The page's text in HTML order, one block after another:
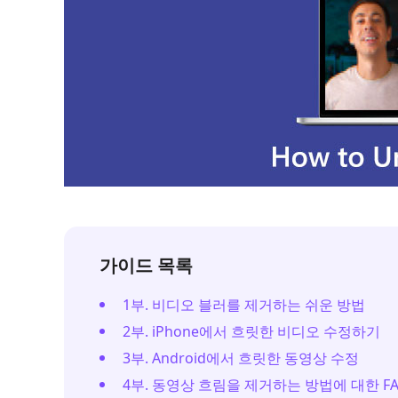
가이드 목록
1부. 비디오 블러를 제거하는 쉬운 방법
2부. iPhone에서 흐릿한 비디오 수정하기
3부. Android에서 흐릿한 동영상 수정
4부. 동영상 흐림을 제거하는 방법에 대한